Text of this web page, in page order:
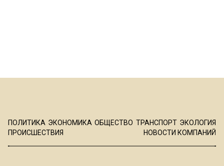
ПОЛИТИКА ЭКОНОМИКА ОБЩЕСТВО ТРАНСПОРТ ЭКОЛОГИЯ
ПРОИСШЕСТВИЯ
НОВОСТИ КОМПАНИЙ